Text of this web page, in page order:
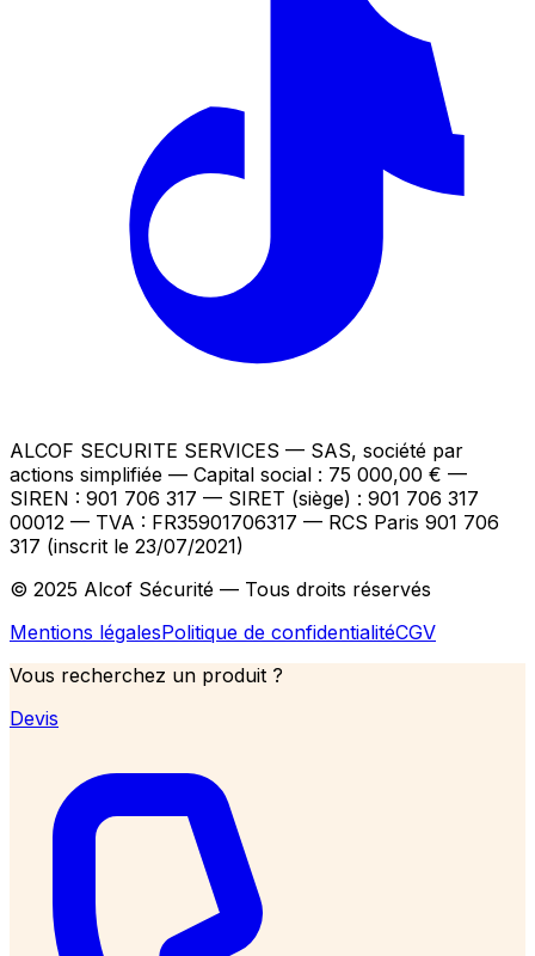
ALCOF SECURITE SERVICES — SAS, société par
actions simplifiée — Capital social : 75 000,00 € —
SIREN : 901 706 317 — SIRET (siège) : 901 706 317
00012 — TVA : FR35901706317 — RCS Paris 901 706
317 (inscrit le 23/07/2021)
© 2025 Alcof Sécurité — Tous droits réservés
Mentions légalesPolitique de confidentialitéCGV
Vous recherchez un produit ?
Devis